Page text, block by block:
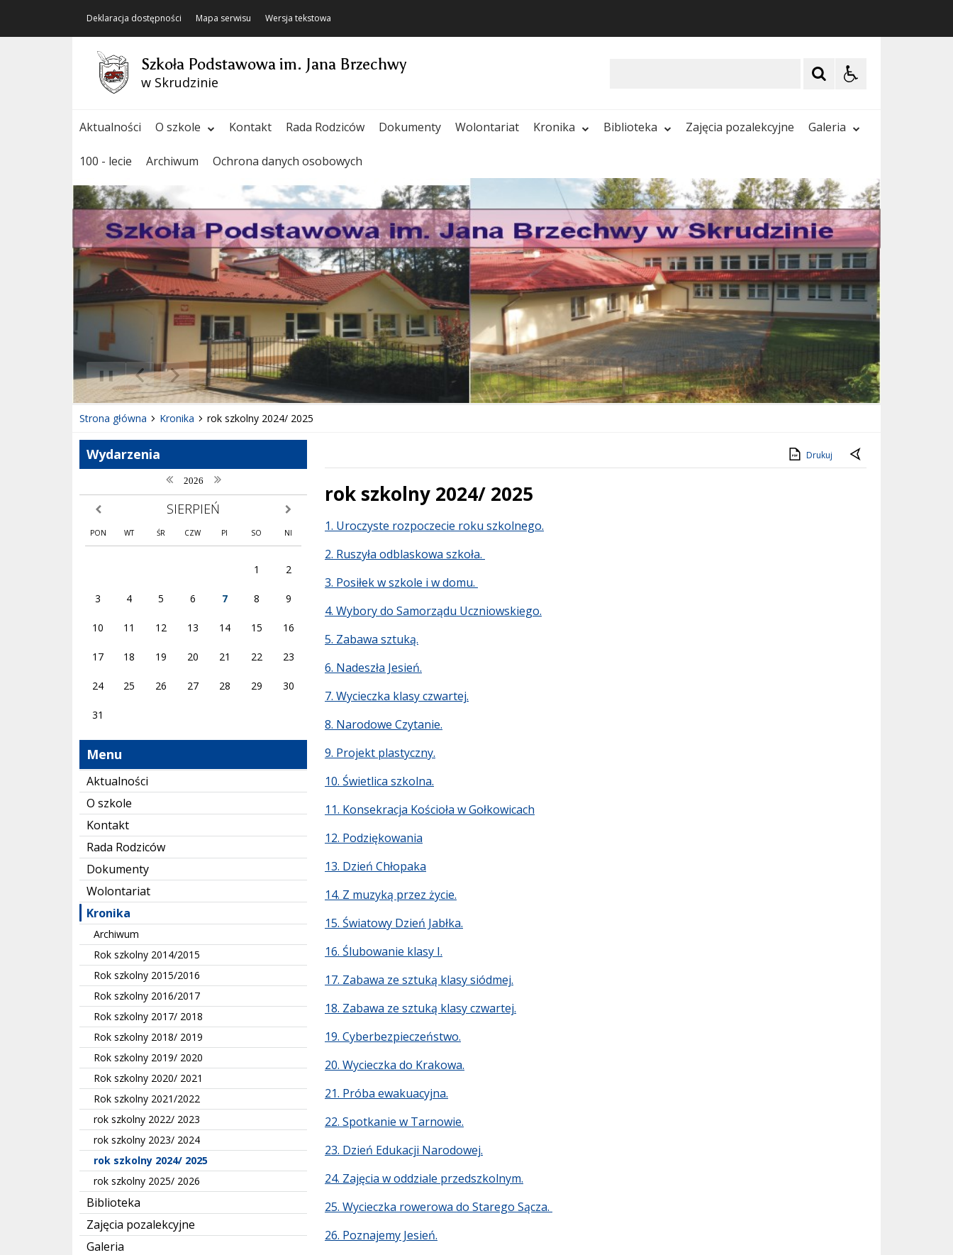
Deklaracja dostępności Mapa serwisu Wersja tekstowa
Szkoła Podstawowa im. Jana Brzechwy
w Skrudzinie
Aktualności O szkole Kontakt Rada Rodziców Dokumenty Wolontariat Kronika Biblioteka Zajęcia pozalekcyjne Galeria
100 - lecie Archiwum Ochrona danych osobowych
Poprzedni Element
Następny Element
❚❚
Strona główna Kronika rok szkolny 2024/ 2025
Wydarzenia
poprzedni rok
2026 następny rok
poprzedni miesiąc SIERPIEŃ następny miesiąc
PON WT ŚR CZW PI SO NI
1 2
3 4 5 6 7 8 9
10 11 12 13 14 15 16
17 18 19 20 21 22 23
24 25 26 27 28 29 30
31
Menu
Aktualności
O szkole
Kontakt
Rada Rodziców
Dokumenty
Wolontariat
Kronika
Archiwum
Rok szkolny 2014/2015
Rok szkolny 2015/2016
Rok szkolny 2016/2017
Rok szkolny 2017/ 2018
Rok szkolny 2018/ 2019
Rok szkolny 2019/ 2020
Rok szkolny 2020/ 2021
Rok szkolny 2021/2022
rok szkolny 2022/ 2023
rok szkolny 2023/ 2024
rok szkolny 2024/ 2025
rok szkolny 2025/ 2026
Biblioteka
Zajęcia pozalekcyjne
Galeria
Drukuj
rok szkolny 2024/ 2025
Treść
1. Uroczyste rozpoczecie roku szkolnego.
2. Ruszyła odblaskowa szkoła.
3. Posiłek w szkole i w domu.
4. Wybory do Samorządu Uczniowskiego.
5. Zabawa sztuką.
6. Nadeszła Jesień.
7. Wycieczka klasy czwartej.
8. Narodowe Czytanie.
9. Projekt plastyczny.
10. Świetlica szkolna.
11. Konsekracja Kościoła w Gołkowicach
12. Podziękowania
13. Dzień Chłopaka
14. Z muzyką przez życie.
15. Światowy Dzień Jabłka.
16. Ślubowanie klasy I.
17. Zabawa ze sztuką klasy siódmej.
18. Zabawa ze sztuką klasy czwartej.
19. Cyberbezpieczeństwo.
20. Wycieczka do Krakowa.
21. Próba ewakuacyjna.
22. Spotkanie w Tarnowie.
23. Dzień Edukacji Narodowej.
24. Zajęcia w oddziale przedszkolnym.
25. Wycieczka rowerowa do Starego Sącza.
26. Poznajemy Jesień.